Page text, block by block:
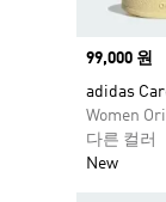
Price
99,000 원
adidas
Women
다른 컬러
New